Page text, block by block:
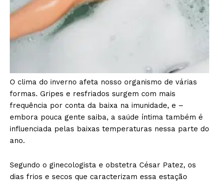
O clima do inverno afeta nosso organismo de várias
formas. Gripes e resfriados surgem com mais
frequência por conta da baixa na imunidade, e –
embora pouca gente saiba, a saúde íntima também é
influenciada pelas baixas temperaturas nessa parte do
ano.
Segundo o ginecologista e obstetra César Patez, os
dias frios e secos que caracterizam essa estação